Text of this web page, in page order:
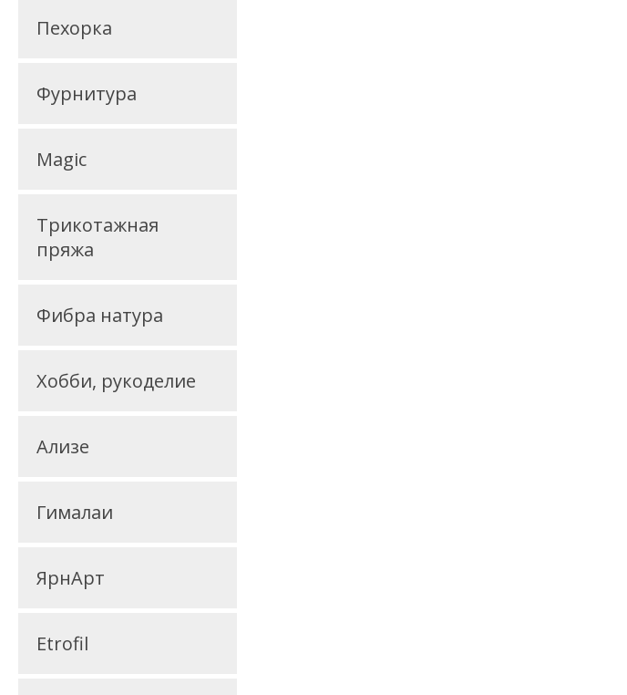
Пехорка
Фурнитура
Magic
Трикотажная
пряжа
Фибра натура
Хобби, рукоделие
Ализе
Гималаи
ЯрнАрт
Etrofil